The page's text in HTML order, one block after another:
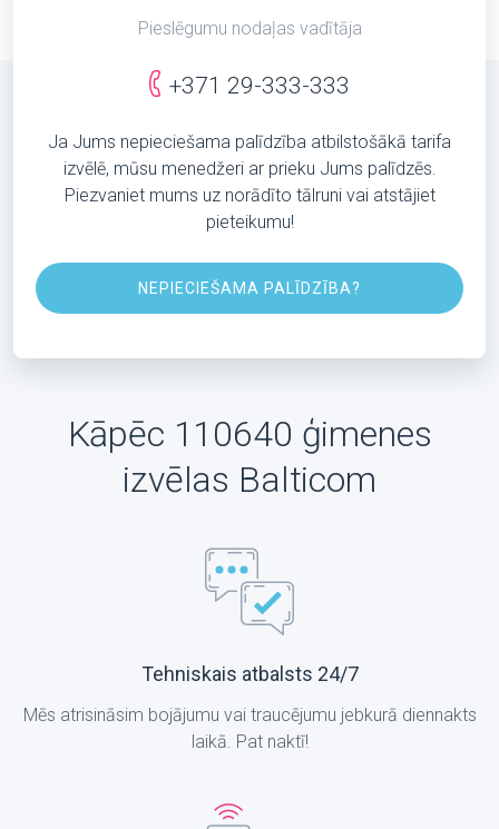
Pieslēgumu nodaļas vadītāja
+371 29-333-333
Ja Jums nepieciešama palīdzība atbilstošākā tarifa
izvēlē, mūsu menedžeri ar prieku Jums palīdzēs.
Piezvaniet mums uz norādīto tālruni vai atstājiet
pieteikumu!
NEPIECIEŠAMA PALĪDZĪBA?
Kāpēc 110640 ģimenes
izvēlas Balticom
Tehniskais atbalsts 24/7
Mēs atrisināsim bojājumu vai traucējumu jebkurā diennakts
laikā. Pat naktī!